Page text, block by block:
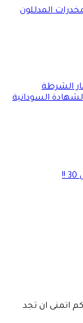
المدللون
الشرطة
السودانية
اتمنى ان تجد